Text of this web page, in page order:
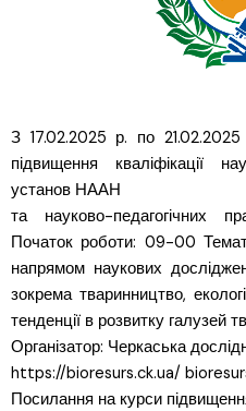
З 17.02.2025 р. по
підвищення кваліфікації
установ НААН
та науково-педагогічних
Початок роботи: 09-00
напрямом наукових
зокрема тваринництво,
тенденції в розвитку галузей
Організатор: Черкаська
https://bioresurs.ck.ua/
Посилання на курси